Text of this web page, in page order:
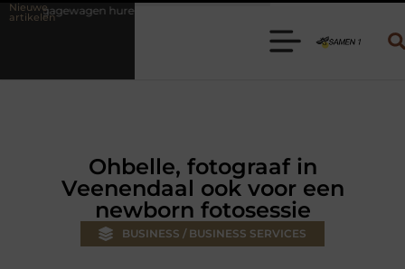
Nieuwe
artikelenKies de juiste aanhanger voor jouw klus
Ohbelle, fotograaf in
Veenendaal ook voor een
newborn fotosessie
BUSINESS / BUSINESS SERVICES